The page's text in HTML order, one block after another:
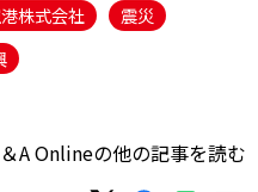
株式会社
震災
A Onlineの他の記事を読む